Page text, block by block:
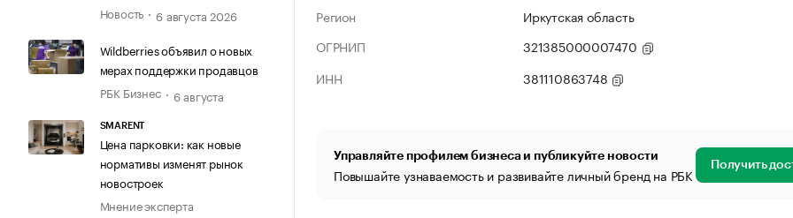
Новость
6 августа 2026
Wildberries объявил о новых
мерах поддержки продавцов
РБК Бизнес
6 августа
SMARENT
Цена парковки: как новые
нормативы изменят рынок
новостроек
Мнение эксперта
Регион
Иркутская область
ОГРНИП
321385000007470
ИНН
381110863748
Управляйте профилем бизнеса и публикуйте новости
Повышайте узнаваемость и развивайте личный бренд на РБК Получить